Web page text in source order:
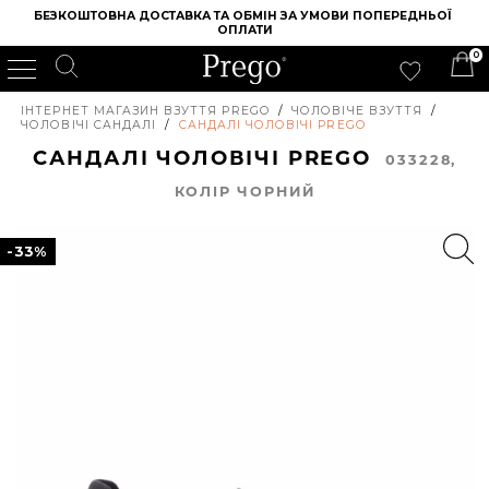
БЕЗКОШТОВНА ДОСТАВКА ТА ОБМІН ЗА УМОВИ ПОПЕРЕДНЬОЇ
ОПЛАТИ
0
ІНТЕРНЕТ МАГАЗИН ВЗУТТЯ PREGO / ЧОЛОВІЧЕ ВЗУТТЯ
/
ЧОЛОВІЧІ САНДАЛІ
/ САНДАЛІ ЧОЛОВІЧІ PREGO
САНДАЛІ ЧОЛОВІЧІ PREGO033228,
КОЛIР ЧОРНИЙ
-33%